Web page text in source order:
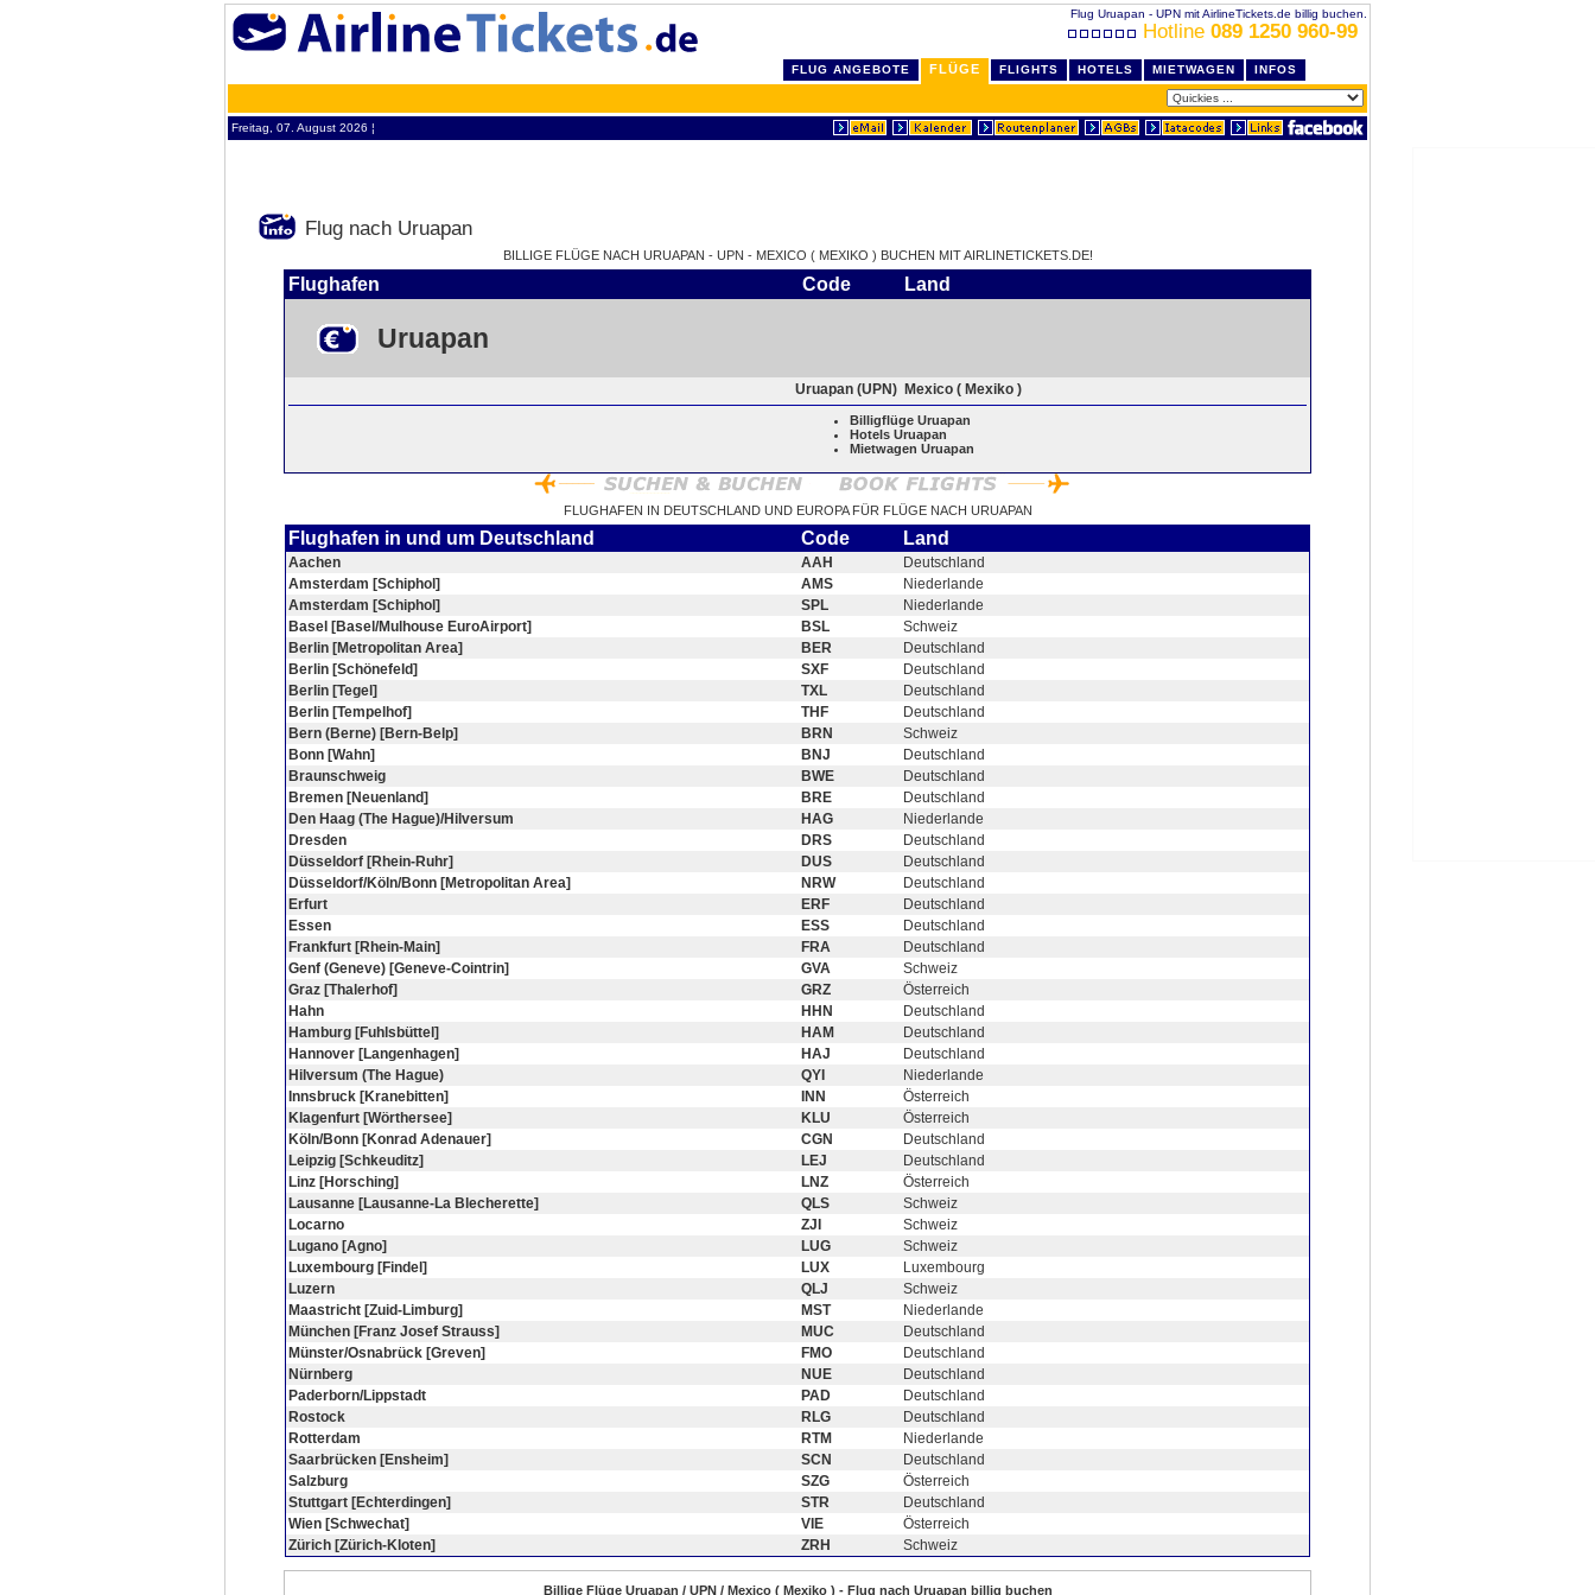
Flug Uruapan - UPN mit AirlineTickets.de billig buchen.
Hotline 089 1250 960-99
FLUG ANGEBOTE FLÜGE FLIGHTS HOTELS MIETWAGEN INFOS
Freitag, 07. August 2026 ¦
Flug nach Uruapan
BILLIGE FLÜGE NACH URUAPAN - UPN - MEXICO ( MEXIKO ) BUCHEN MIT AIRLINETICKETS.DE!
Flughafen Code Land
Uruapan
Uruapan (UPN) Mexico ( Mexiko )
Billigflüge Uruapan
Hotels Uruapan
Mietwagen Uruapan
FLUGHAFEN IN DEUTSCHLAND UND EUROPA FÜR FLÜGE NACH URUAPAN
Flughafen in und um Deutschland Code Land
Aachen AAH
Deutschland
Amsterdam [Schiphol]
AMS
Niederlande
Amsterdam [Schiphol]
SPL
Niederlande
Basel [Basel/Mulhouse EuroAirport]
BSL
Schweiz
Berlin [Metropolitan Area]
BER
Deutschland
Berlin [Schönefeld]
SXF
Deutschland
Berlin [Tegel]
TXL
Deutschland
Berlin [Tempelhof]
THF
Deutschland
Bern (Berne) [Bern-Belp]
BRN
Schweiz
Bonn [Wahn]
BNJ
Deutschland
Braunschweig
BWE
Deutschland
Bremen [Neuenland]
BRE
Deutschland
Den Haag (The Hague)/Hilversum
HAG
Niederlande
Dresden
DRS
Deutschland
Düsseldorf [Rhein-Ruhr]
DUS
Deutschland
Düsseldorf/Köln/Bonn [Metropolitan Area]
NRW
Deutschland
Erfurt
ERF
Deutschland
Essen
ESS
Deutschland
Frankfurt [Rhein-Main]
FRA
Deutschland
Genf (Geneve) [Geneve-Cointrin]
GVA
Schweiz
Graz [Thalerhof]
GRZ
Österreich
Hahn
HHN
Deutschland
Hamburg [Fuhlsbüttel]
HAM
Deutschland
Hannover [Langenhagen]
HAJ
Deutschland
Hilversum (The Hague)
QYI
Niederlande
Innsbruck [Kranebitten]
INN
Österreich
Klagenfurt [Wörthersee]
KLU
Österreich
Köln/Bonn [Konrad Adenauer]
CGN
Deutschland
Leipzig [Schkeuditz]
LEJ
Deutschland
Linz [Horsching]
LNZ
Österreich
Lausanne [Lausanne-La Blecherette]
QLS
Schweiz
Locarno
ZJI
Schweiz
Lugano [Agno]
LUG
Schweiz
Luxembourg [Findel]
LUX
Luxembourg
Luzern
QLJ
Schweiz
Maastricht [Zuid-Limburg]
MST
Niederlande
München [Franz Josef Strauss]
MUC
Deutschland
Münster/Osnabrück [Greven]
FMO
Deutschland
Nürnberg
NUE
Deutschland
Paderborn/Lippstadt
PAD
Deutschland
Rostock
RLG
Deutschland
Rotterdam
RTM
Niederlande
Saarbrücken [Ensheim]
SCN
Deutschland
Salzburg
SZG
Österreich
Stuttgart [Echterdingen]
STR
Deutschland
Wien [Schwechat]
VIE
Österreich
Zürich [Zürich-Kloten]
ZRH Schweiz
Billige Flüge Uruapan / UPN / Mexico ( Mexiko ) - Flug nach Uruapan billig buchen